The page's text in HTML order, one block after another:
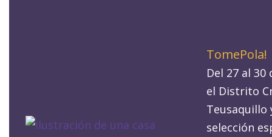
TomePola!
Del 27 al
el Distrito
Teusaquillo
selección